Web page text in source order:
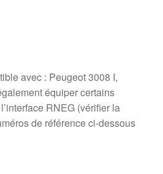
avec : Peugeot 3008 I,
équiper certains
RNEG (vérifier la
de référence ci-dessous